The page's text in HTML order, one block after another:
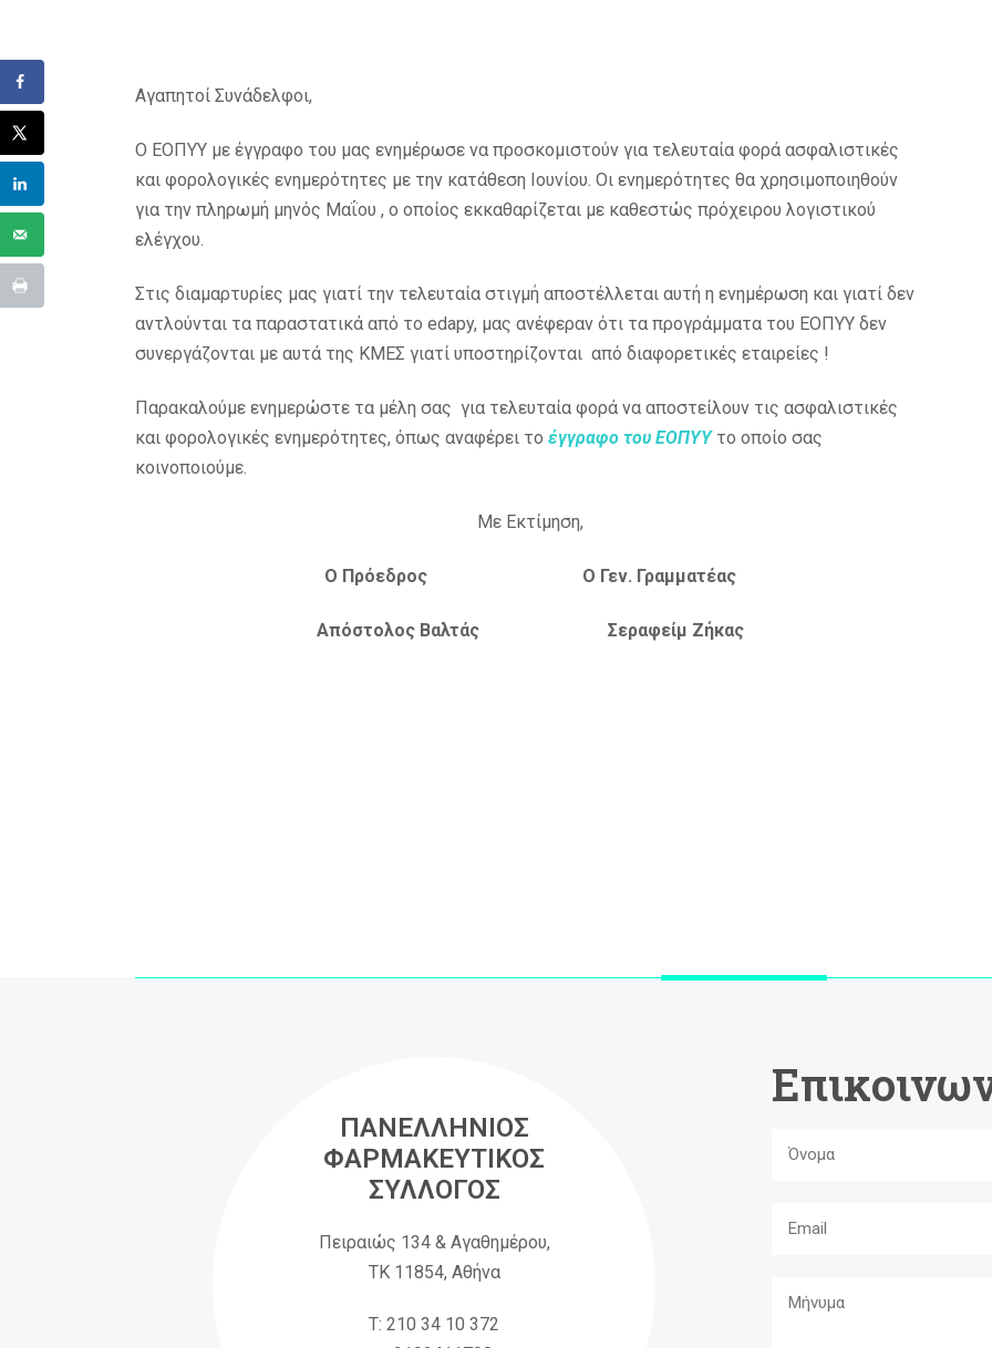
Αγαπητοί Συνάδελφοι,
Ο ΕΟΠΥΥ με έγγραφο του μας ενημέρωσε να προσκομιστούν για τελευταία φορά ασφαλιστικές
και φορολογικές ενημερότητες με την κατάθεση Ιουνίου. Οι ενημερότητες θα χρησιμοποιηθούν
για την πληρωμή μηνός Μαΐου , ο οποίος εκκαθαρίζεται με καθεστώς πρόχειρου λογιστικού
ελέγχου.
Στις διαμαρτυρίες μας γιατί την τελευταία στιγμή αποστέλλεται αυτή η ενημέρωση και γιατί δεν
αντλούνται τα παραστατικά από το edapy, μας ανέφεραν ότι τα προγράμματα του ΕΟΠΥΥ δεν
συνεργάζονται με αυτά της ΚΜΕΣ γιατί υποστηρίζονται από διαφορετικές εταιρείες !
Παρακαλούμε ενημερώστε τα μέλη σας για τελευταία φορά να αποστείλουν τις ασφαλιστικές
και φορολογικές ενημερότητες, όπως αναφέρει το έγγραφο του ΕΟΠΥΥτο οποίο σας
κοινοποιούμε.
Με Εκτίμηση,
Ο Πρόεδρος Ο Γεν. Γραμματέας
Απόστολος Βαλτάς Σεραφείμ Ζήκας
ΠΑΝΕΛΛΗΝΙΟΣ
ΦΑΡΜΑΚΕΥΤΙΚΟΣ
ΣΥΛΛΟΓΟΣ
Πειραιώς 134 & Αγαθημέρου,
ΤΚ 11854, Αθήνα
Τ: 210 34 10 372